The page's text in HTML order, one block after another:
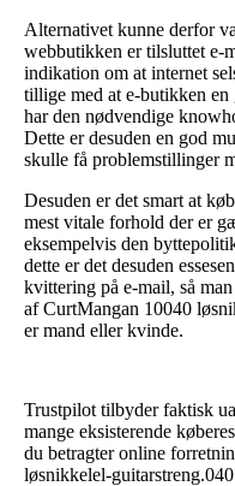
Alternativet kunne derfor
webbutikken er tilsluttet
indikation om at internet
tillige med at e-butikken
har den nødvendige
Dette er desuden en god
skulle få problemstillinger
Desuden er det smart at
mest vitale forhold der er
eksempelvis den
dette er det desuden
kvittering på e-mail, så
af CurtMangan 10040
er mand eller kvinde.
Trustpilot tilbyder faktisk
mange eksisterende
du betragter online
løsnikkelel-